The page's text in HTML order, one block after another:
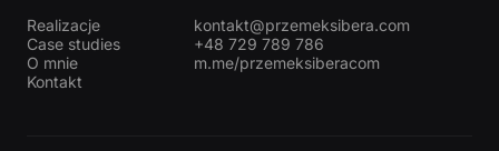
Realizacje
Case studies
O mnie
Kontakt
kontakt@przemeksibera.com
+48 729 789 786
m.me/przemeksiberacom